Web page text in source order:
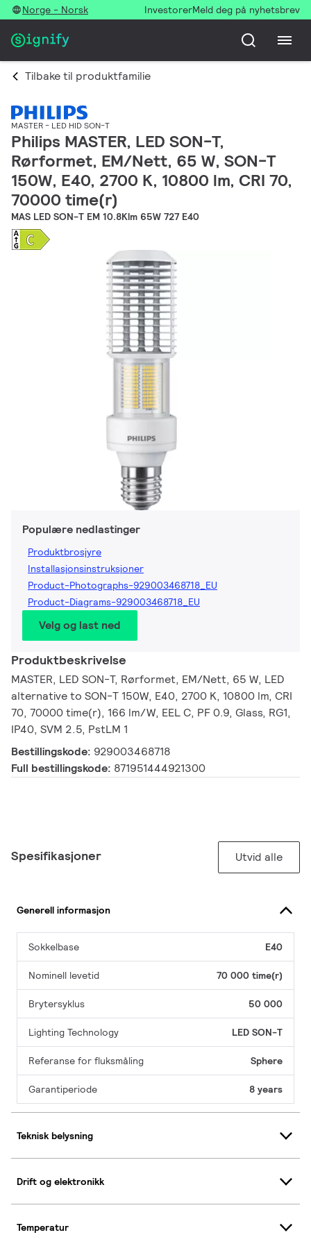
Norge - Norsk InvestorerMeld deg på nyhetsbrev
Tilbake til produktfamilie
MASTER - LED HID SON-T
Philips MASTER, LED SON-T,
Rørformet, EM/Nett, 65 W, SON-T
150W, E40, 2700 K, 10800 lm, CRI 70,
70000 time(r)
MAS LED SON-T EM 10.8Klm 65W 727 E40
Populære nedlastinger
Produktbrosjyre
Installasjonsinstruksjoner
Product-Photographs-929003468718_EU
Product-Diagrams-929003468718_EU
Velg og last ned
Produktbeskrivelse
MASTER, LED SON-T, Rørformet, EM/Nett, 65 W, LED
alternative to SON-T 150W, E40, 2700 K, 10800 lm, CRI
70, 70000 time(r), 166 lm/W, EEL C, PF 0.9, Glass, RG1,
IP40, SVM 2.5, PstLM 1
Bestillingskode: 929003468718
Full bestillingskode: 871951444921300
Spesifikasjoner Utvid alle
Generell informasjon
Sokkelbase E40
Nominell levetid 70 000 time(r)
Brytersyklus 50 000
Lighting Technology LED SON-T
Referanse for fluksmåling Sphere
Garantiperiode 8 years
Teknisk belysning
Drift og elektronikk
Temperatur